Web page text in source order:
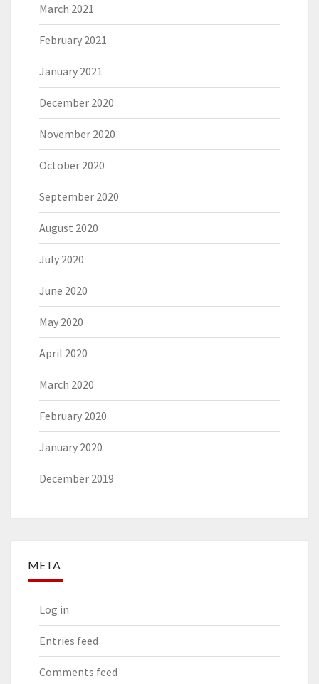
March 2021
February 2021
January 2021
December 2020
November 2020
October 2020
September 2020
August 2020
July 2020
June 2020
May 2020
April 2020
March 2020
February 2020
January 2020
December 2019
META
Log in
Entries feed
Comments feed